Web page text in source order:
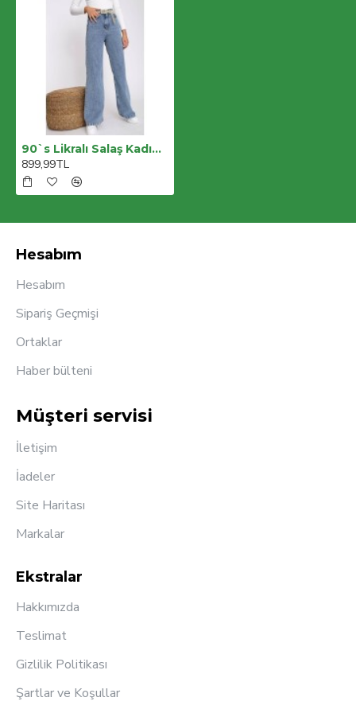
90`s Likralı Salaş Kadın Orta Kar Mavi Süper Yüksek Bel Salaş Paça Denim Kot Pantolon
899,99TL
Hesabım
Hesabım
Sipariş Geçmişi
Ortaklar
Haber bülteni
Müşteri servisi
İletişim
İadeler
Site Haritası
Markalar
Ekstralar
Hakkımızda
Teslimat
Gizlilik Politikası
Şartlar ve Koşullar